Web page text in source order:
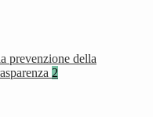
prevenzione della
2